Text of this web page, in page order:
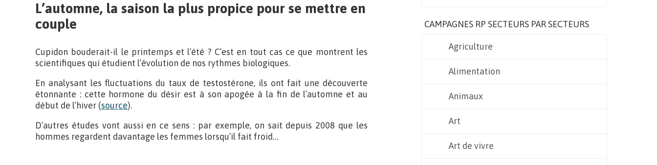
L’automne, la saison la plus propice pour se mettre en
couple
Cupidon bouderait-il le printemps et l’été ? C’est en tout cas ce que montrent les
scientifiques qui étudient l’évolution de nos rythmes biologiques.
En analysant les fluctuations du taux de testostérone, ils ont fait une découverte
étonnante : cette hormone du désir est à son apogée à la fin de l’automne et au
début de l’hiver (source).
D’autres études vont aussi en ce sens : par exemple, on sait depuis 2008 que les
hommes regardent davantage les femmes lorsqu’il fait froid…
CAMPAGNES RP SECTEURS PAR SECTEURS
Agriculture
Alimentation
Animaux
Art
Art de vivre